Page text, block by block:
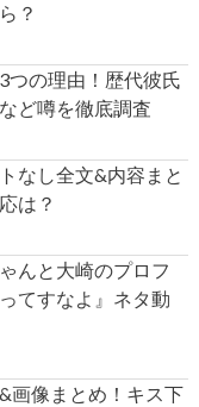
？
つの理由！歴代彼氏
ど噂を徹底調査
なし全文&内容まと
は？
んと大崎のプロフ
てすなよ』ネタ動
画像まとめ！キス下